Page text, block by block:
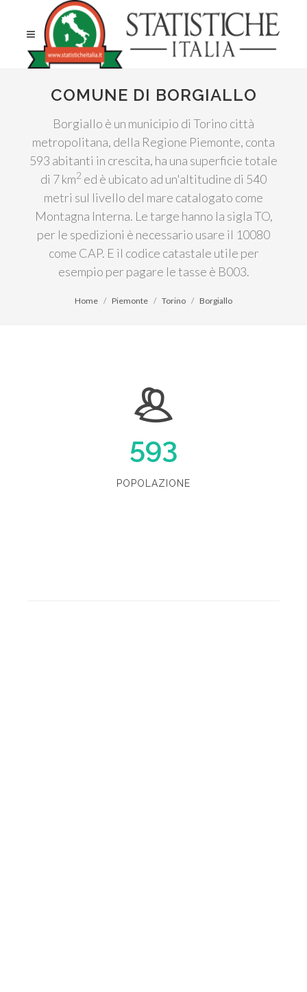
COMUNE DI BORGIALLO
Borgiallo è un municipio di Torino città
metropolitana, della Regione Piemonte, conta
593 abitanti in crescita, ha una superficie totale
di 7 km2 ed è ubicato ad un'altitudine di 540
metri sul livello del mare catalogato come
Montagna Interna. Le targe hanno la sigla TO,
per le spedizioni è necessario usare il 10080
come CAP. E il codice catastale utile per
esempio per pagare le tasse è B003.
Home Piemonte Torino Borgiallo
593
POPOLAZIONE